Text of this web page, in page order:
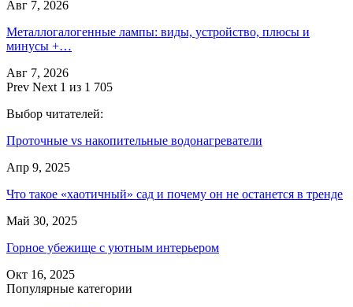
Авг 7, 2026
Металлогалогенные лампы: виды, устройство, плюсы и
минусы +…
Авг 7, 2026
Prev Next 1 из 1 705
Выбор читателей:
Проточные vs накопительные водонагреватели
Апр 9, 2025
Что такое «хаотичный» сад и почему он не останется в тренде
Май 30, 2025
Горное убежище с уютным интерьером
Окт 16, 2025
Популярные категории